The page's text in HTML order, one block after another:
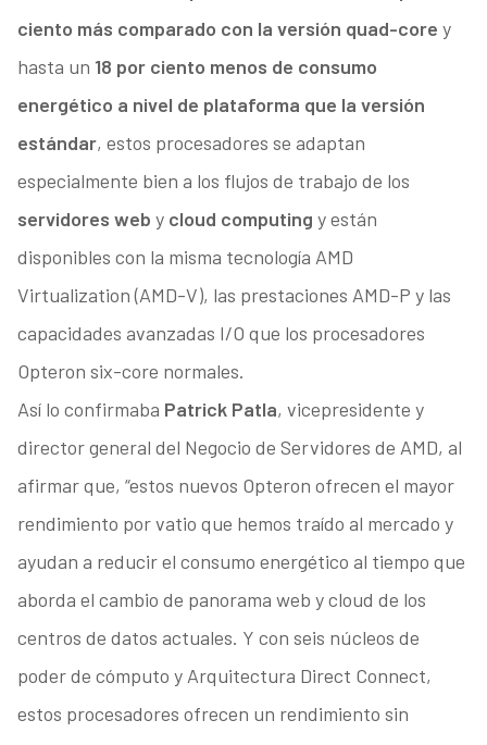
ciento más comparado con la versión quad-core y
hasta un 18 por ciento menos de consumo
energético a nivel de plataforma que la versión
estándar, estos procesadores se adaptan
especialmente bien a los flujos de trabajo de los
servidores web y cloud computing y están
disponibles con la misma tecnología AMD
Virtualization (AMD-V), las prestaciones AMD-P y las
capacidades avanzadas I/O que los procesadores
Opteron six-core normales.
Así lo confirmaba Patrick Patla, vicepresidente y
director general del Negocio de Servidores de AMD, al
afirmar que, “estos nuevos Opteron ofrecen el mayor
rendimiento por vatio que hemos traído al mercado y
ayudan a reducir el consumo energético al tiempo que
aborda el cambio de panorama web y cloud de los
centros de datos actuales. Y con seis núcleos de
poder de cómputo y Arquitectura Direct Connect,
estos procesadores ofrecen un rendimiento sin